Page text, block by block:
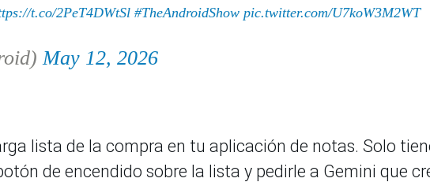
t.co/2PeT4DWtSl #TheAndroidShow pic.twitter.com/U7koW3M2WT
May 12, 2026
lista de la compra en tu aplicación de notas. Solo
de encendido sobre la lista y pedirle a Gemini que